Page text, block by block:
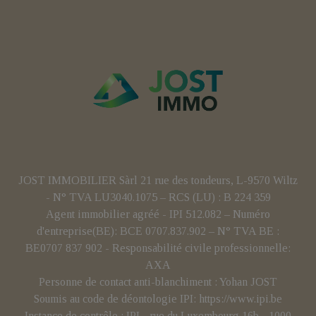
JOST IMMOBILIER Sàrl 21 rue des tondeurs, L-9570 Wiltz
- N° TVA LU3040.1075 – RCS (LU) : B 224 359
Agent immobilier agréé - IPI 512.082 – Numéro
d'entreprise(BE): BCE 0707.837.902 – N° TVA BE :
BE0707 837 902 - Responsabilité civile professionnelle:
AXA
Personne de contact anti-blanchiment : Yohan JOST
Soumis au code de déontologie IPI: https://www.ipi.be